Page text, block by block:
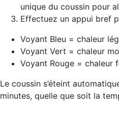
unique du coussin pour
Effectuez un appui bref
Voyant Bleu = chaleur
Voyant Vert = chaleur
Voyant Rouge = chaleur
Le coussin s’éteint
minutes, quelle que soit la